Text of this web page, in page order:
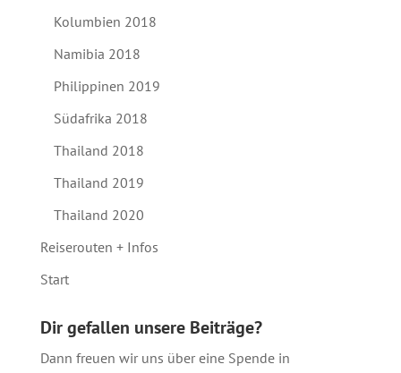
Kolumbien 2018
Namibia 2018
Philippinen 2019
Südafrika 2018
Thailand 2018
Thailand 2019
Thailand 2020
Reiserouten + Infos
Start
Dir gefallen unsere Beiträge?
Dann freuen wir uns über eine Spende in